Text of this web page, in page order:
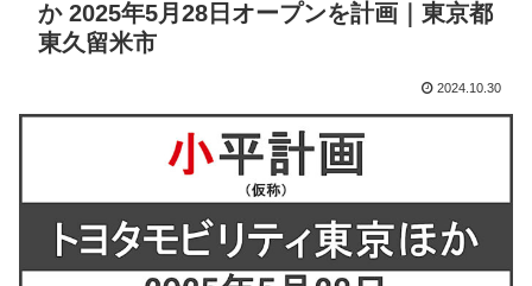
か 2025年5月28日オープンを計画｜東京都
東久留米市
2024.10.30